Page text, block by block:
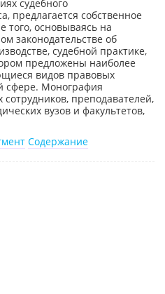
судебного
предлагается собственное
того, основываясь на
законодательстве об
судебной практике,
предложены наиболее
видов правовых
сфере. Монография
преподавателей,
вузов и факультетов,
Содержание